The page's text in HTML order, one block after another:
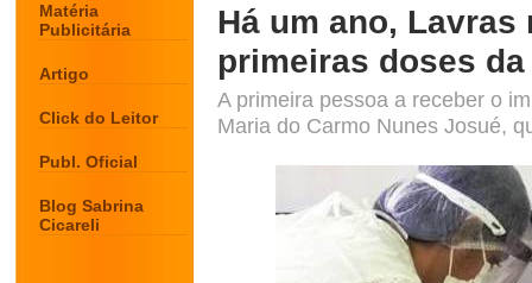
Matéria
Publicitária
Artigo
Click do Leitor
Publ. Oficial
Blog Sabrina
Cicareli
Há um ano,
primeiras doses
A primeira pessoa a receber o
Maria do Carmo Nunes Josué,